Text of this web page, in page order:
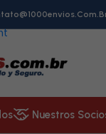
Nuestros